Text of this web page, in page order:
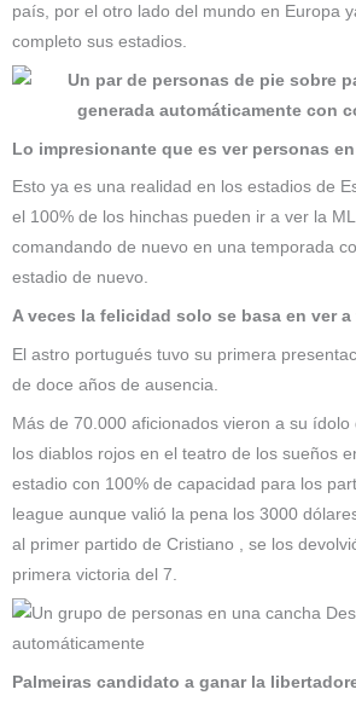
país, por el otro lado del mundo en Europa
completo sus estadios.
Lo impresionante que es ver personas
Esto ya es una realidad en los estadios de
el 100% de los hinchas pueden ir a ver la
comandando de nuevo en una temporada
estadio de nuevo.
A veces la felicidad solo se basa en ver
El astro portugués tuvo su primera
de doce años de ausencia.
Más de 70.000 aficionados vieron a su
los diablos rojos en el teatro de los sueños
estadio con 100% de capacidad para los
league aunque valió la pena los 3000
al primer partido de Cristiano , se los
primera victoria del 7.
Palmeiras candidato a ganar la